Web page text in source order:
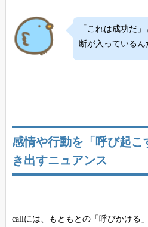
「これは成功だ
断が入っているん
感情や行動を「呼び起こ
き出すニュアンス
callには、もともとの「呼びかける